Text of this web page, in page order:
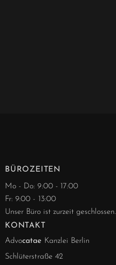
BÜROZEITEN
Mo - Do: 9:00 - 17:00
Fr: 9:00 - 13:00
Unser Büro ist zurzeit geschlossen.
KONTAKT
Advocatae Kanzlei Berlin
Schlüterstraße 42